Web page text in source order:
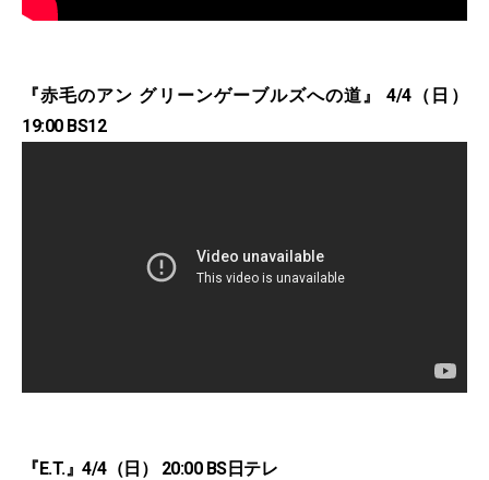
『赤毛のアン グリーンゲーブルズへの道』 4/4（日）
19:00 BS12
『E.T.』4/4（日） 20:00 BS日テレ